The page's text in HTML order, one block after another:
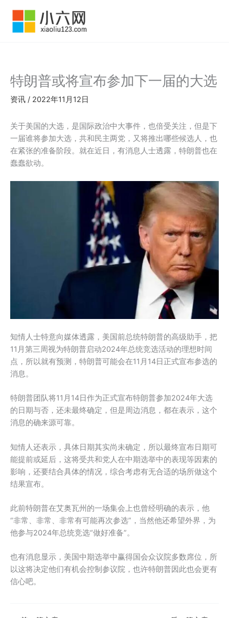
特朗普或将宣布参加下一届的大选
资讯 / 2022年11月12日
关于美国的大选，是国际政治中大事件，也倍受关注，但是下
一届谁将参加大选，共和民主两党，又将推出哪些候选人，也
在紧张的准备阶段。就在近日，有消息人士透露，特朗普也在
蠢蠢欲动。
知情人士特意向媒体透露，美国前总统特朗普的高级助手，把
11月第三周视为特朗普启动2024年总统竞选活动的理想时间
点，所以就有预测，特朗普可能会在11月14日正式宣布参选的
消息。
特朗普团队将11月14日作为正式宣布特朗普参加2024年大选
的日期与否，还未最终确定，但是周边消息，都在表示，这个
消息的确来源可靠。
知情人还表示，具体日期其实尚未确定，所以最终宣布日期可
能提前或延后，这将受共和党人在中期选举中的表现等因素的
影响，还要结合具体的情况，综合考虑有无合适的场所做这个
结果宣布。
此前特朗普在艾奥瓦州的一场集会上也曾经明确的表示，他
“非常、非常、非常有可能再次参选”，当然他还希望外界，为
他参与2024年总统竞选“做好准备”。
也有消息显示，美国中期选举中赢得国会众议院多数席位，所
以这将决定他们有机会控制参议院，也许特朗普因此也会更有
信心吧。